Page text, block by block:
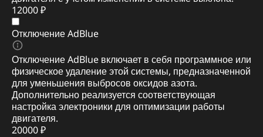
12000 ₽
Отключение AdBlue
Отключение AdBlue включает в себя программное или
физическое удаление этой системы, предназначенной
для уменьшения выбросов оксидов азота.
Дополнительно реализуется соответствующая
настройка электроники для оптимизации работы
двигателя.
20000 ₽